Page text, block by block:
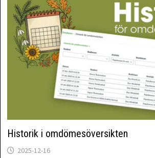
Historik i omdömesöversikten
2025-12-16